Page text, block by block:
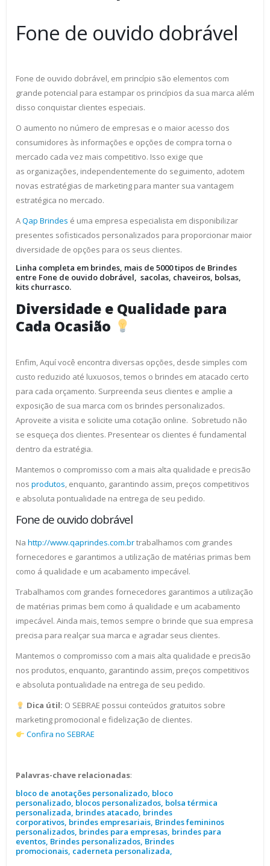
Fone de ouvido dobrável
Fone de ouvido dobrável, em princípio são elementos com
grande potencial para estampar os princípios da sua marca além
disso conquistar clientes especiais.
O aumento no número de empresas e o maior acesso dos
consumidores às informações e opções de compra torna o
mercado cada vez mais competitivo. Isso exige que
as organizações, independentemente do seguimento, adotem
novas estratégias de marketing para manter sua vantagem
estratégica no mercado.
AQap Brindes é uma empresa especialista em disponibilizar
presentes sofisticados personalizados para proporcionar maior
diversidade de opções para os seus clientes.
Linha completa em brindes, mais de 5000 tipos de Brindes
entre Fone de ouvido dobrável, sacolas, chaveiros, bolsas,
kits churrasco.
Diversidade e Qualidade para
Cada Ocasião
Enfim, Aquí você encontra diversas opções, desde simples com
custo reduzido até luxuosos, temos o brindes em atacado certo
para cada orçamento. Surpreenda seus clientes e amplie a
exposição de sua marca com os brindes personalizados.
Aproveite a visita e solicite uma cotação online. Sobretudo não
se esqueça dos clientes. Presentear os clientes é fundamental
dentro da estratégia.
Mantemos o compromisso com a mais alta qualidade e precisão
nos produtos, enquanto, garantindo assim, preços competitivos
e absoluta pontualidade na entrega de seu pedido.
Fone de ouvido dobrável
Na http://www.qaprindes.com.brtrabalhamos com grandes
fornecedores e garantimos a utilização de matérias primas bem
como á qualidade e um acabamento impecável.
Trabalhamos com grandes fornecedores garantimos a utilização
de matérias primas bem como á qualidade e um acabamento
impecável. Ainda mais, temos sempre o brinde que sua empresa
precisa para realçar sua marca e agradar seus clientes.
Mantemos o compromisso com a mais alta qualidade e precisão
nos produtos, enquanto, garantindo assim, preços competitivos
e absoluta pontualidade na entrega de seu pedido.
Dica útil: O SEBRAE possui conteúdos gratuitos sobre
marketing promocional e fidelização de clientes.
Confira no SEBRAE
Palavras-chave relacionadas:
bloco de anotações personalizado, bloco
personalizado, blocos personalizados, bolsa térmica
personalizada, brindes atacado, brindes
corporativos, brindes empresariais, Brindes femininos
personalizados, brindes para empresas, brindes para
eventos, Brindes personalizados, Brindes
promocionais, caderneta personalizada,